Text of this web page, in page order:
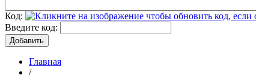
Код:
Введите код:
Главная
/